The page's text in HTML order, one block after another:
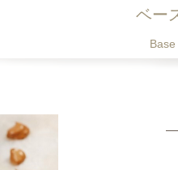
ベー
Base